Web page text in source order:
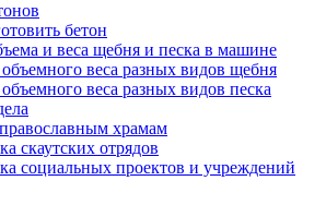
бетон
и веса щебня и песка в машине
веса разных видов щебня
веса разных видов песка
храмам
скаутских отрядов
социальных проектов и учреждений